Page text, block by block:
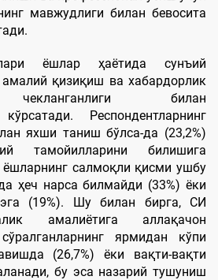
мавжудлиги билан бевосита
ёшлар ҳаётида сунъий
амалий қизиқиш ва хабардорлик
чекланганлиги билан
Респондентларнинг
яхши таниш бўлса-да (23,2%)
тамойилларини билишига
ёшларнинг салмоқли қисми ушбу
ҳеч нарса билмайди (33%) ёки
(19%). Шу билан бирга, СИ
амалиётига аллақачон
ярмидан кўпи
(26,7%) ёки вақти-вақти
бу эса назарий тушуниш